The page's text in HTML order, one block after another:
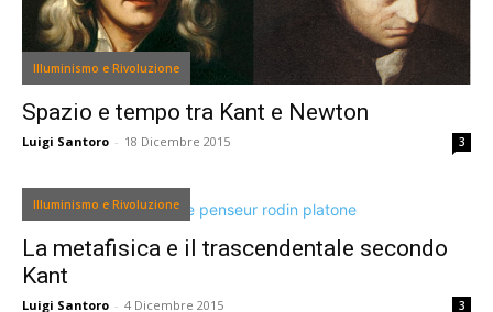
Illuminismo e Rivoluzione
Spazio e tempo tra Kant e Newton
Luigi Santoro - 18 Dicembre 2015 3
Illuminismo e Rivoluzione
La metafisica e il trascendentale secondo
Kant
Luigi Santoro - 4 Dicembre 2015 3